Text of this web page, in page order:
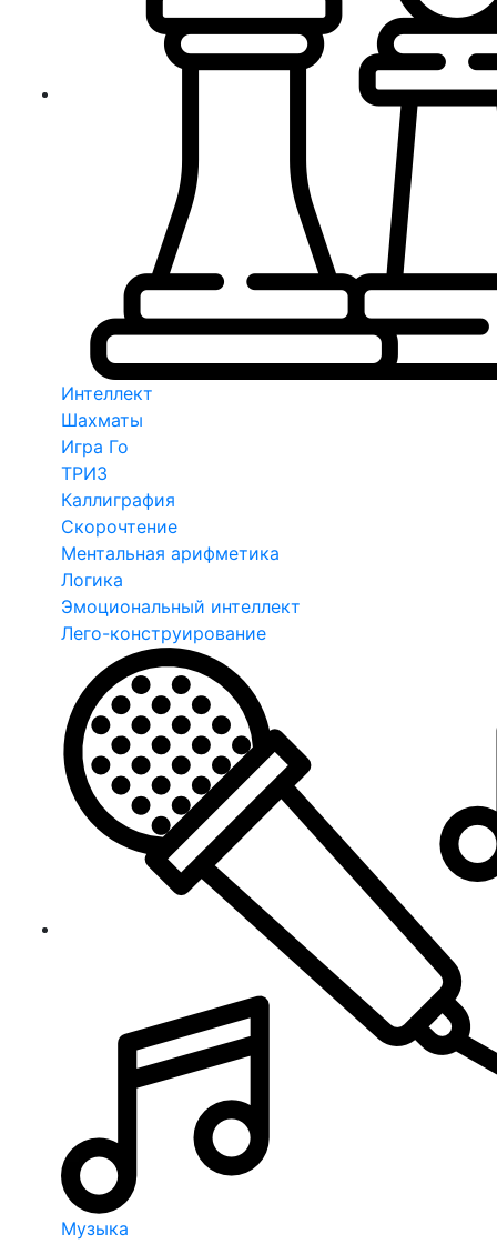
Интеллект
Шахматы
Игра Го
ТРИЗ
Каллиграфия
Скорочтение
Ментальная арифметика
Логика
Эмоциональный интеллект
Лего-конструирование
Музыка